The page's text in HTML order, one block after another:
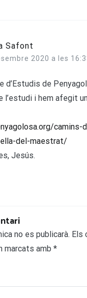
Safont
2020 a les
d’Estudis de
i hem afegit
camins-
del-maestrat/
Jesús.
no es publicarà. Els
marcats amb *